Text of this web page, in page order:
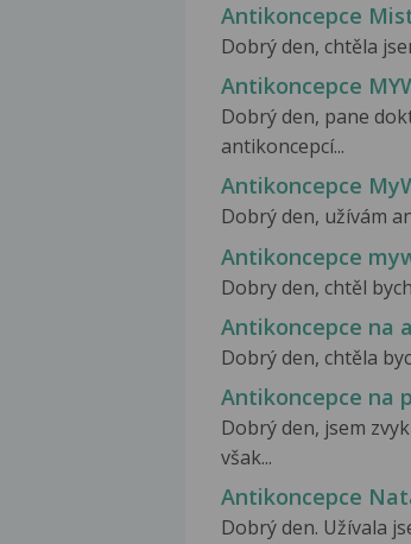
Antikoncepce
Dobrý den, chtěla
Antikoncepce
Dobrý den, pane
antikoncepcí...
Antikoncepce
Dobrý den, užívám
Antikoncepce
Dobry den, chtěl
Antikoncepce na
Dobrý den, chtěla
Antikoncepce na
Dobrý den, jsem
však...
Antikoncepce
Dobrý den. Užívala